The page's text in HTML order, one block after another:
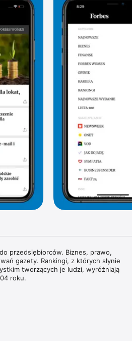
przedsiębiorców. Biznes, prawo,
gazety. Rankingi, z których słynie
tworzących je ludzi, wyróżniają
roku.
w Polsce. Obserwujemy światowe